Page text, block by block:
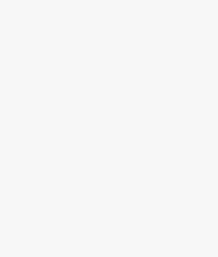
Mac, iPad...
de tu iPhone con Outlook
PDF en iPhone, iPad o
en el iPhone o iPad
dentro, de cera...
tu PC o Mac